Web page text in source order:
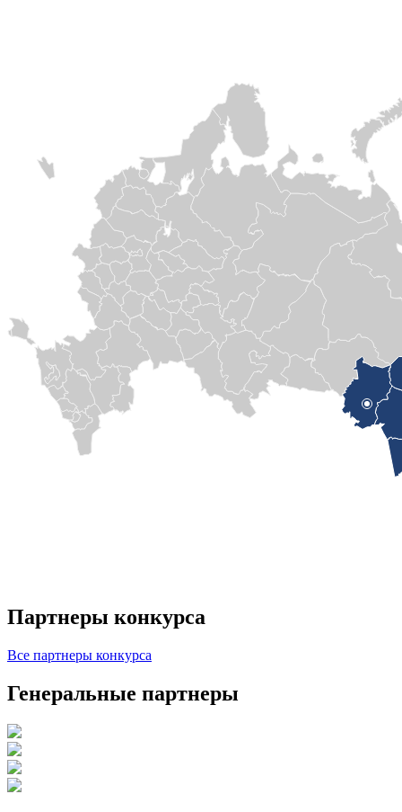
Партнеры конкурса
Все партнеры конкурса
Генеральные партнеры